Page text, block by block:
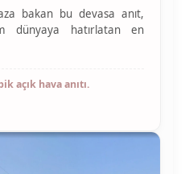
bakan bu devasa anıt,
dünyaya hatırlatan en
açık hava anıtı.